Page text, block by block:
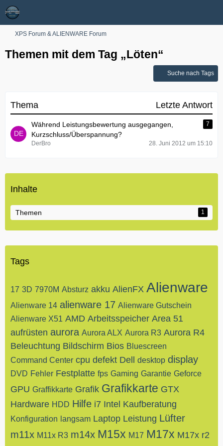
XPS Forum & ALIENWARE Forum
Themen mit dem Tag „Löten“
Suche nach Tags
Thema Letzte Antwort
Während Leistungsbewertung ausgegangen,
Kurzschluss/Überspannung?
7
DerBro 28. Juni 2012 um 15:10
Inhalte
Themen 1
Tags
17 3D 7970M Absturz akku AlienFX Alienware
Alienware 14 alienware 17 Alienware Gutschein
Alienware X51 AMD Arbeitsspeicher Area 51
aufrüsten aurora Aurora ALX Aurora R3 Aurora R4
Beleuchtung Bildschirm Bios Bluescreen
Command Center cpu defekt Dell desktop display
DVD Fehler Festplatte fps Gaming Garantie Geforce
GPU Graffikkarte Grafik Grafikkarte GTX
Hardware HDD Hilfe i7 Intel Kaufberatung
Konfiguration langsam Laptop Leistung Lüfter
m11x M11x R3 m14x M15x M17 M17x M17x r2